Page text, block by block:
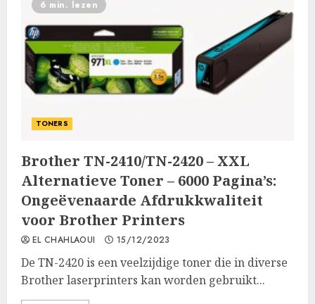
6 min. lezen
TONERS
Brother TN-2410/TN-2420 – XXL
Alternatieve Toner – 6000 Pagina’s:
Ongeëvenaarde Afdrukkwaliteit
voor Brother Printers
EL CHAHLAOUI 15/12/2023
De TN-2420 is een veelzijdige toner die in diverse
Brother laserprinters kan worden gebruikt...